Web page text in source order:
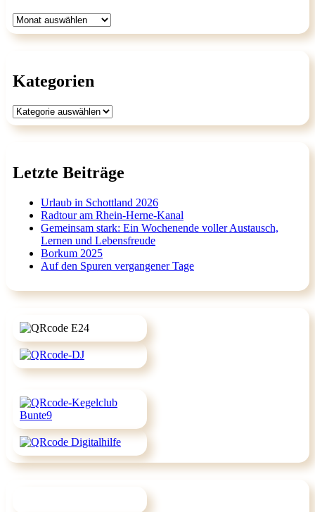
Archiv
Kategorien
Kategorien
Letzte Beiträge
Urlaub in Schottland 2026
Radtour am Rhein-Herne-Kanal
Gemeinsam stark: Ein Wochenende voller Austausch,
Lernen und Lebensfreude
Borkum 2025
Auf den Spuren vergangener Tage